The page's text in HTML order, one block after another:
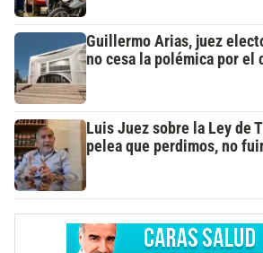
Guillermo Arias, juez
no cesa la polémica por el
Luis Juez sobre la Ley de
pelea que perdimos, no